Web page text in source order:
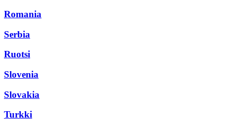
Romania
Serbia
Ruotsi
Slovenia
Slovakia
Turkki